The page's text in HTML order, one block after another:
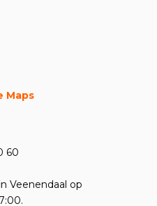
Maps
60
Veenendaal op